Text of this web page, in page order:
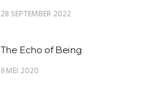
28 SEPTEMBER 2022
The Echo of Being
9 MEI 2020